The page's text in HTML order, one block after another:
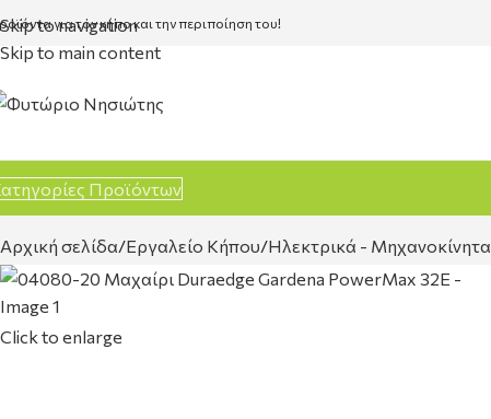
Skip to navigation
Skip to main content
για τον κήπο και την περιποίηση του!
Προϊόντων
Αρχική σελίδα Εργαλείο Κήπου Ηλεκτρικά - Μηχανοκίνητα
Click to enlarge